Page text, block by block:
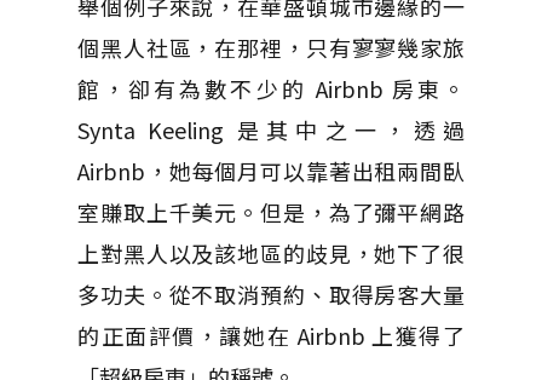
個黑人社區，在那裡，只有寥寥幾家旅
館，卻有為數不少的 Airbnb 房東。
Synta Keeling 是其中之一，透過
Airbnb，她每個月可以靠著出租兩間臥
室賺取上千美元。但是，為了彌平網路
上對黑人以及該地區的歧見，她下了很
多功夫。從不取消預約、取得房客大量
的正面評價，讓她在 Airbnb 上獲得了